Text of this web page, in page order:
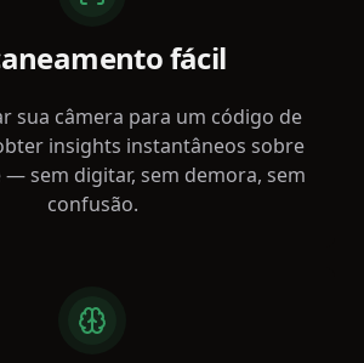
fácil
sua câmera para um código de
insights instantâneos sobre
— sem digitar, sem demora, sem
confusão.